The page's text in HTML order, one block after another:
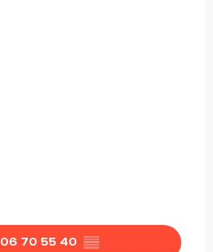
06 70 55 40 ▒▒